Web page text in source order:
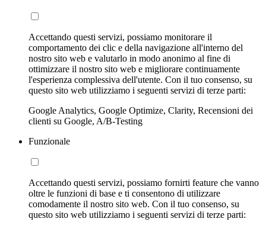
Accettando questi servizi, possiamo monitorare il
comportamento dei clic e della navigazione all'interno del
nostro sito web e valutarlo in modo anonimo al fine di
ottimizzare il nostro sito web e migliorare continuamente
l'esperienza complessiva dell'utente. Con il tuo consenso, su
questo sito web utilizziamo i seguenti servizi di terze parti:
Google Analytics, Google Optimize, Clarity, Recensioni dei
clienti su Google, A/B-Testing
Funzionale
Accettando questi servizi, possiamo fornirti feature che vanno
oltre le funzioni di base e ti consentono di utilizzare
comodamente il nostro sito web. Con il tuo consenso, su
questo sito web utilizziamo i seguenti servizi di terze parti: